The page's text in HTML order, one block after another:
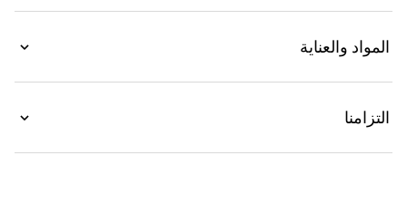
المواد والعناية
التزامنا